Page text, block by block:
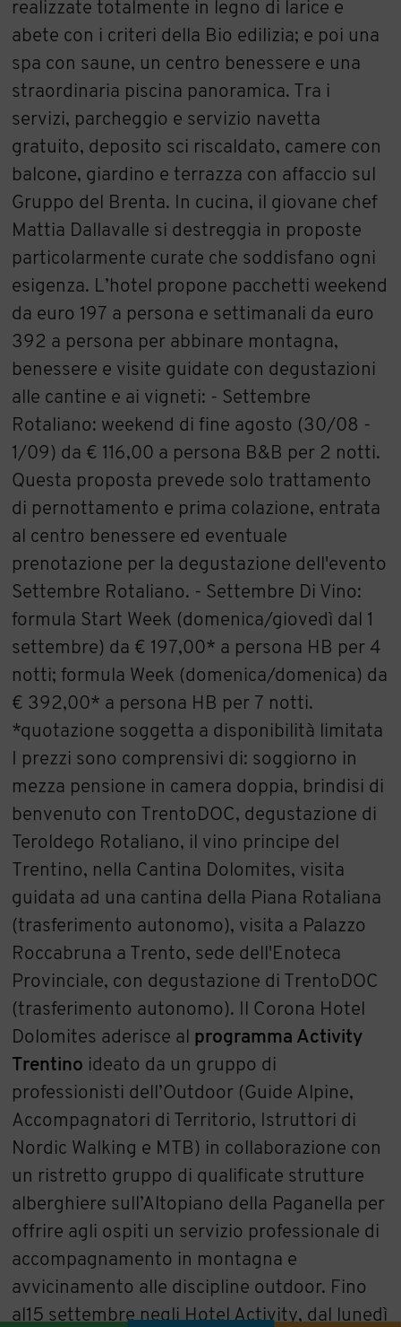
realizzate totalmente in legno di larice e
abete con i criteri della Bio edilizia; e poi una
spa con saune, un centro benessere e una
straordinaria piscina panoramica. Tra i
servizi, parcheggio e servizio navetta
gratuito, deposito sci riscaldato, camere con
balcone, giardino e terrazza con affaccio sul
Gruppo del Brenta. In cucina, il giovane chef
Mattia Dallavalle si destreggia in proposte
particolarmente curate che soddisfano ogni
esigenza. L’hotel propone pacchetti weekend
da euro 197 a persona e settimanali da euro
392 a persona per abbinare montagna,
benessere e visite guidate con degustazioni
alle cantine e ai vigneti: - Settembre
Rotaliano: weekend di fine agosto (30/08 -
1/09) da € 116,00 a persona B&B per 2 notti.
Questa proposta prevede solo trattamento
di pernottamento e prima colazione, entrata
al centro benessere ed eventuale
prenotazione per la degustazione dell'evento
Settembre Rotaliano. - Settembre Di Vino:
formula Start Week (domenica/giovedì dal 1
settembre) da € 197,00* a persona HB per 4
notti; formula Week (domenica/domenica) da
€ 392,00* a persona HB per 7 notti.
*quotazione soggetta a disponibilità limitata
I prezzi sono comprensivi di: soggiorno in
mezza pensione in camera doppia, brindisi di
benvenuto con TrentoDOC, degustazione di
Teroldego Rotaliano, il vino principe del
Trentino, nella Cantina Dolomites, visita
guidata ad una cantina della Piana Rotaliana
(trasferimento autonomo), visita a Palazzo
Roccabruna a Trento, sede dell'Enoteca
Provinciale, con degustazione di TrentoDOC
(trasferimento autonomo). Il Corona Hotel
Dolomites aderisce al programma Activity
Trentino ideato da un gruppo di
professionisti dell’Outdoor (Guide Alpine,
Accompagnatori di Territorio, Istruttori di
Nordic Walking e MTB) in collaborazione con
un ristretto gruppo di qualificate strutture
alberghiere sull’Altopiano della Paganella per
offrire agli ospiti un servizio professionale di
accompagnamento in montagna e
avvicinamento alle discipline outdoor. Fino
al15 settembre negli Hotel Activity, dal lunedì